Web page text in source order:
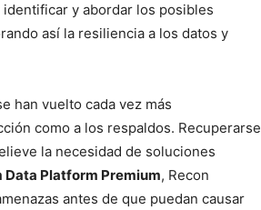
y abordar los posibles
así la resiliencia a los datos y
han vuelto cada vez más
como a los respaldos. Recuperarse
la necesidad de soluciones
Data Platform Premium, Recon
antes de que puedan causar